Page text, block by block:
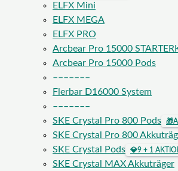
ELFX Mini
ELFX MEGA
ELFX PRO
Arcbear Pro 15000
Arcbear Pro 15000 Pods
–––––––
Flerbar D16000 System
–––––––
SKE Crystal Pro 800 Pods
🎁
SKE Crystal Pro 800
SKE Crystal Pods
💎9 + 1
SKE Crystal MAX Akkuträger